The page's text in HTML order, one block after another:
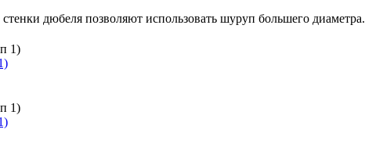
дюбеля позволяют использовать шуруп большего диаметра.